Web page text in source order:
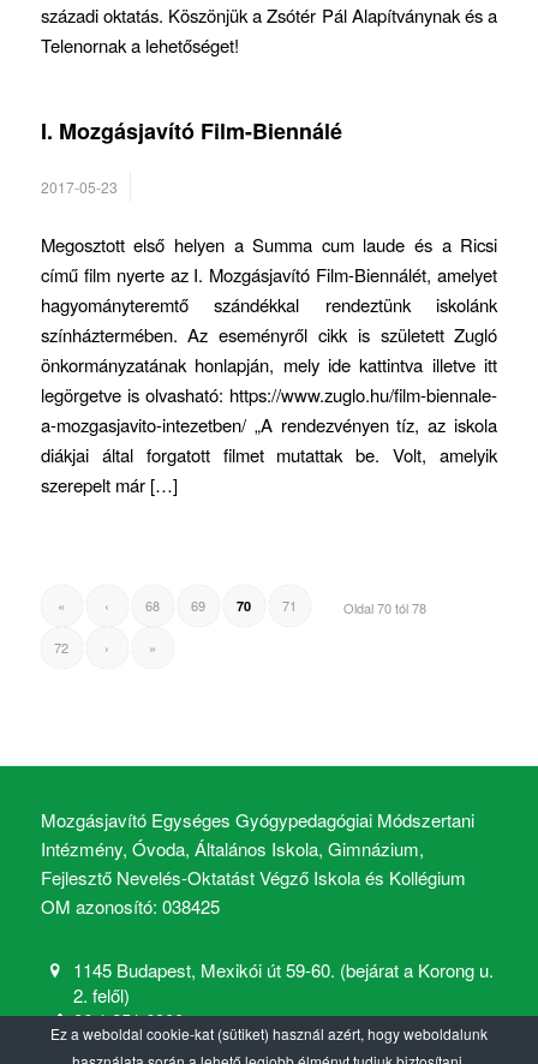
századi oktatás. Köszönjük a Zsótér Pál Alapítványnak és a
Telenornak a lehetőséget!
I. Mozgásjavító Film-Biennálé
2017-05-23
Megosztott első helyen a Summa cum laude és a Ricsi
című film nyerte az I. Mozgásjavító Film-Biennálét, amelyet
hagyományteremtő szándékkal rendeztünk iskolánk
színháztermében. Az eseményről cikk is született Zugló
önkormányzatának honlapján, mely ide kattintva illetve itt
legörgetve is olvasható: https://www.zuglo.hu/film-biennale-
a-mozgasjavito-intezetben/ „A rendezvényen tíz, az iskola
diákjai által forgatott filmet mutattak be. Volt, amelyik
szerepelt már […]
Oldal 70 tól 78
« ‹ 68 69 70 71
72 › »
Mozgásjavító Egységes Gyógypedagógiai Módszertani
Intézmény, Óvoda, Általános Iskola, Gimnázium,
Fejlesztő Nevelés-Oktatást Végző Iskola és Kollégium
OM azonosító: 038425
1145 Budapest, Mexikói út 59-60. (bejárat a Korong u.
2. felől)
06 1 251 6900
mozgasjavito@mozgasjavito.com
Ez a weboldal cookie-kat (sütiket) használ azért, hogy weboldalunk